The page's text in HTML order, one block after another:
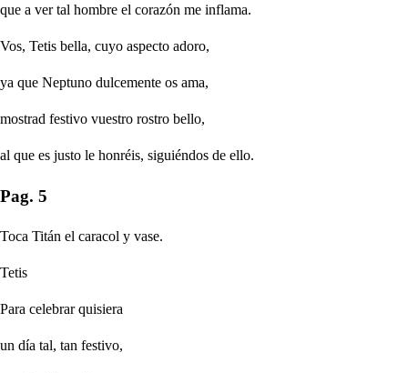
que a ver tal hombre el corazón me inflama.
Vos, Tetis bella, cuyo aspecto adoro,
ya que Neptuno dulcemente os ama,
mostrad festivo vuestro rostro bello,
al que es justo le honréis, siguiéndos de ello.
Pag. 5
Toca Titán el caracol y vase.
Tetis
Para celebrar quisiera
un día tal, tan festivo,